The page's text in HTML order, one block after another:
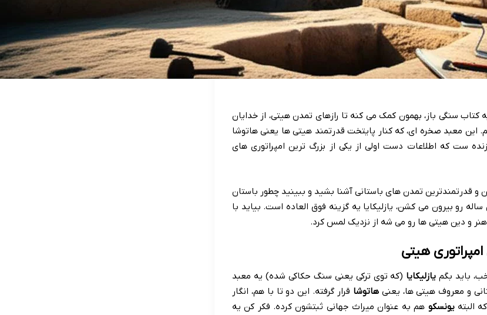
کتاب سنگی باز، بهمون کمک می کنه تا رازهای تمدن هیتی، از خدایان
این معبد صخره ای، که کنار پایتخت قدرتمند هیتی ها یعنی هاتوشا
ست که اطلاعات دست اولی از یکی از بزرگ ترین امپراتوری های
و قدرتمندترین تمدن های باستانی آشنا بشید و ببینید چطور باستان
رو بیرون می کشن، یازلیکایا یه گزینه فوق العاده است. بیاید با
و دین هیتی ها رو می شه از نزدیک لمس کرد.
هیتی
باید بگم یازلیکایا (که توی ترکی یعنی سنگ حکاکی شده) یه معبد
و معروف هیتی ها، یعنیهاتوشا قرار گرفته. این دو تا با هم، انگار
البتهیونسکو هم به عنوان میراث جهانی ثبتشون کرده. فکر کن یه